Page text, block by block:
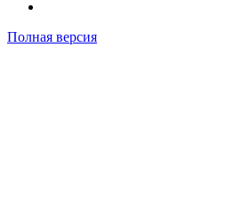
Полная версия